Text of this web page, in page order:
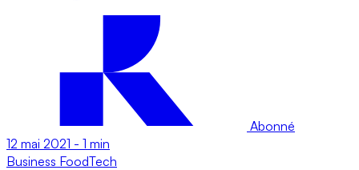
Abonné
12 mai 2021 - 1 min
Business FoodTech